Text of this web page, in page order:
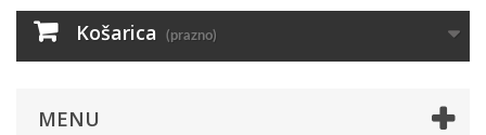
Košarica (prazno)
MENU